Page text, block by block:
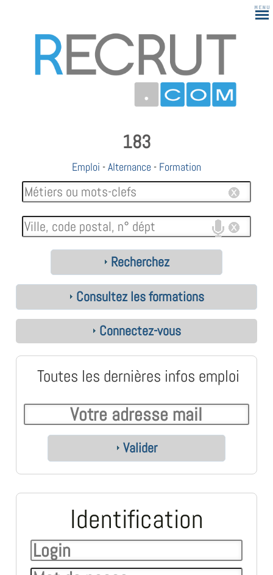
183
Emploi -Alternance - Formation
Recherchez
Consultez les formations
Connectez-vous
Toutes les dernières infos emploi
Valider
Identification